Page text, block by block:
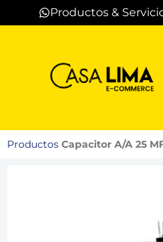
Productos &
Productos Capacitor A/A 25